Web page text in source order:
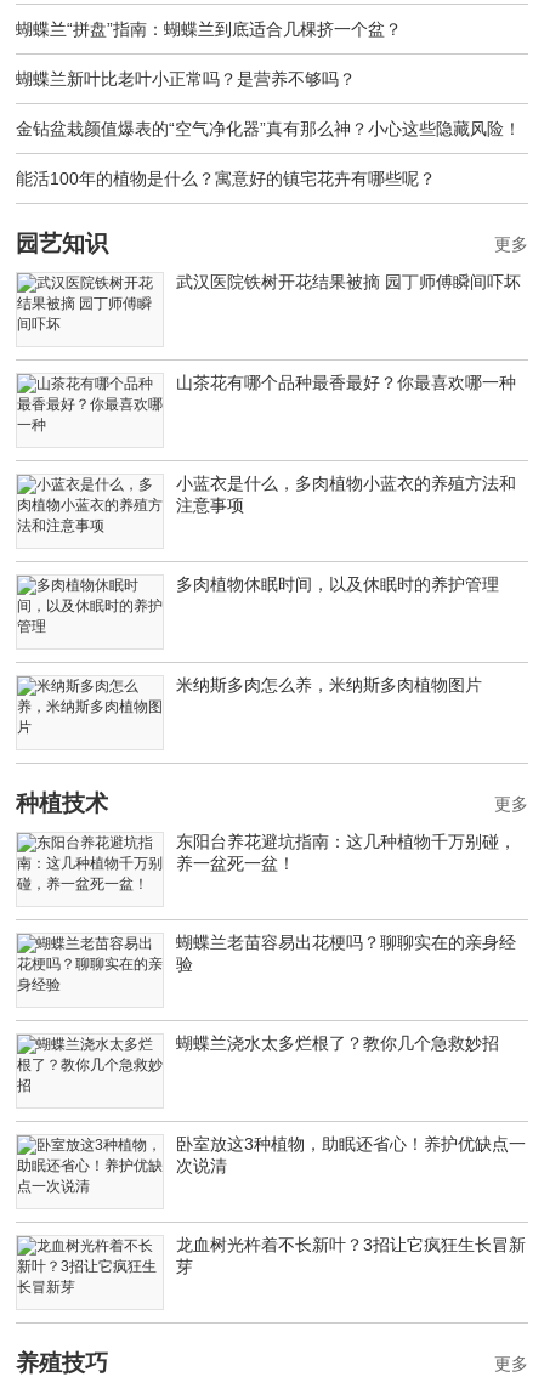
蝴蝶兰“拼盘”指南：蝴蝶兰到底适合几棵挤一个盆？
蝴蝶兰新叶比老叶小正常吗？是营养不够吗？
金钻盆栽颜值爆表的“空气净化器”真有那么神？小心这些隐藏风险！
能活100年的植物是什么？寓意好的镇宅花卉有哪些呢？
园艺知识
武汉医院铁树开花结果被摘 园丁师傅瞬间吓坏
山茶花有哪个品种最香最好？你最喜欢哪一种
小蓝衣是什么，多肉植物小蓝衣的养殖方法和
注意事项
多肉植物休眠时间，以及休眠时的养护管理
米纳斯多肉怎么养，米纳斯多肉植物图片
更多
种植技术
东阳台养花避坑指南：这几种植物千万别碰，
养一盆死一盆！
蝴蝶兰老苗容易出花梗吗？聊聊实在的亲身经
验
蝴蝶兰浇水太多烂根了？教你几个急救妙招
卧室放这3种植物，助眠还省心！养护优缺点一
次说清
龙血树光杵着不长新叶？3招让它疯狂生长冒新
芽
更多
养殖技巧 更多